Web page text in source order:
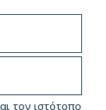
τον ιστότοπο